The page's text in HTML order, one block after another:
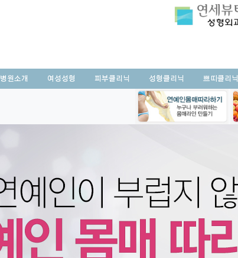
병원소개 여성성형 피부클리닉 성형클리닉 쁘띠클리닉